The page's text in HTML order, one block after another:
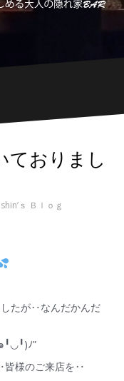
おりまし
shin’ｓ Ｂｌｏｇ
たが‥なんだかんだ
╹◡╹)ﾉ”
様のご来店を‥